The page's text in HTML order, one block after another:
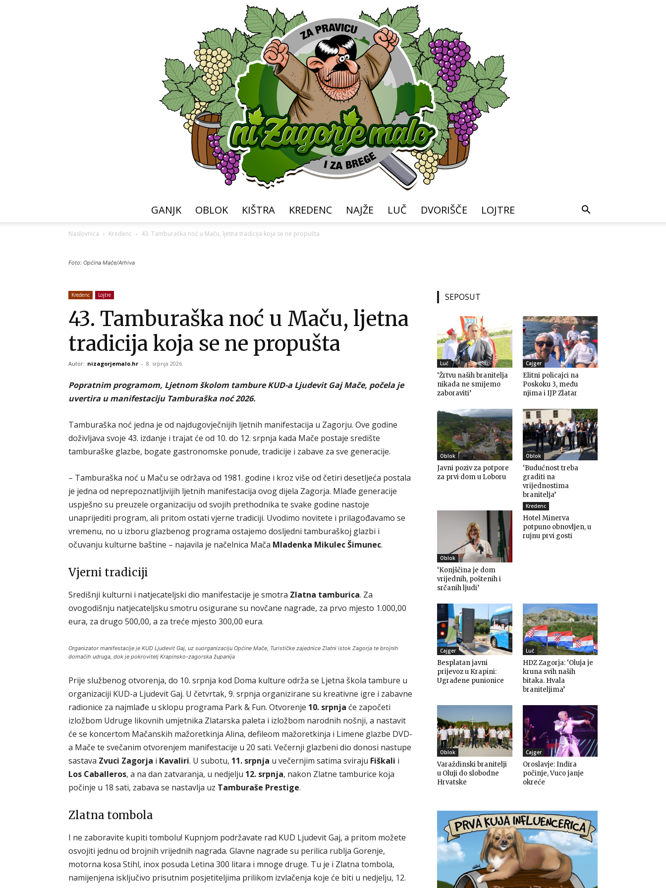
GANJK OBLOK KIŠTRA KREDENC NAJŽE LUČ DVORIŠČE LOJTRE
Naslovnica Kredenc 43. Tamburaška noć u Maču, ljetna tradicija koja se ne propušta
Foto: Općina Mače/Arhiva
Kredenc Lojtre
43. Tamburaška noć u Maču, ljetna
tradicija koja se ne propušta
Autor: nizagorjemalo.hr - 8. srpnja 2026.
Popratnim programom, Ljetnom školom tambure KUD-a Ljudevit Gaj Mače, počela je
uvertira u manifestaciju Tamburaška noć 2026.
Tamburaška noć jedna je od najdugovječnijih ljetnih manifestacija u Zagorju. Ove godine
doživljava svoje 43. izdanje i trajat će od 10. do 12. srpnja kada Mače postaje središte
tamburaške glazbe, bogate gastronomske ponude, tradicije i zabave za sve generacije.
– Tamburaška noć u Maču se održava od 1981. godine i kroz više od četiri desetljeća postala
je jedna od neprepoznatljivijih ljetnih manifestacija ovog dijela Zagorja. Mlađe generacije
uspješno su preuzele organizaciju od svojih prethodnika te svake godine nastoje
unaprijediti program, ali pritom ostati vjerne tradiciji. Uvodimo novitete i prilagođavamo se
vremenu, no u izboru glazbenog programa ostajemo dosljedni tamburaškoj glazbi i
očuvanju kulturne baštine – najavila je načelnica Mača Mladenka Mikulec Šimunec.
Vjerni tradiciji
Središnji kulturni i natjecateljski dio manifestacije je smotra Zlatna tamburica. Za
ovogodišnju natjecateljsku smotru osigurane su novčane nagrade, za prvo mjesto 1.000,00
eura, za drugo 500,00, a za treće mjesto 300,00 eura.
Organizator manifestacije je KUD Ljudevit Gaj, uz suorganizaciju Općine Mače, Turističke zajednice Zlatni istok Zagorja te brojnih
domaćih udruga, dok je pokrovitelj Krapinsko-zagorska županija
Prije službenog otvorenja, do 10. srpnja kod Doma kulture održa se Ljetna škola tambure u
organizaciji KUD-a Ljudevit Gaj. U četvrtak, 9. srpnja organizirane su kreativne igre i zabavne
radionice za najmlađe u sklopu programa Park & Fun. Otvorenje 10. srpnja će započeti
izložbom Udruge likovnih umjetnika Zlatarska paleta i izložbom narodnih nošnji, a nastavit
će se koncertom Mačanskih mažoretkinja Alina, defileom mažoretkinja i Limene glazbe DVD-
a Mače te svečanim otvorenjem manifestacije u 20 sati. Večernji glazbeni dio donosi nastupe
sastava Zvuci Zagorja i Kavaliri. U subotu, 11. srpnja u večernjim satima sviraju Fiškali i
Los Caballeros, a na dan zatvaranja, u nedjelju 12. srpnja, nakon Zlatne tamburice koja
počinje u 18 sati, zabava se nastavlja uz Tamburaše Prestige.
Zlatna tombola
I ne zaboravite kupiti tombolu! Kupnjom podržavate rad KUD Ljudevit Gaj, a pritom možete
osvojiti jednu od brojnih vrijednih nagrada. Glavne nagrade su perilica rublja Gorenje,
motorna kosa Stihl, inox posuda Letina 300 litara i mnoge druge. Tu je i Zlatna tombola,
namijenjena isključivo prisutnim posjetiteljima prilikom izvlačenja koje će biti u nedjelju, 12.
SEPOSUT
Luč
‘Žrtvu naših branitelja
nikada ne smijemo
zaboraviti’
Cajger
Elitni policajci na
Poskoku 3, među
njima i IJP Zlatar
Oblok
Javni poziv za potpore
za prvi dom u Loboru
Oblok
‘Budućnost treba
graditi na
vrijednostima
branitelja’
Oblok
‘Konjščina je dom
vrijednih, poštenih i
srčanih ljudi’
Kredenc
Hotel Minerva
potpuno obnovljen, u
rujnu prvi gosti
Cajger
Besplatan javni
prijevoz u Krapini:
Ugrađene punionice
Luč
HDZ Zagorja: ‘Oluja je
kruna svih naših
bitaka. Hvala
braniteljima’
Oblok
Varaždinski branitelji
u Oluji do slobodne
Hrvatske
Cajger
Oroslavje: Indira
počinje, Vuco janje
okreće